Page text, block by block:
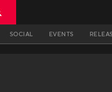
SOCIAL EVENTS